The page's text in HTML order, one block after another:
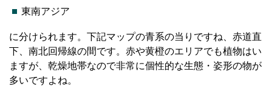
東南アジア
に分けられます。下記マップの青系の当りですね、赤道直
下、南北回帰線の間です。赤や黄橙のエリアでも植物はい
ますが、乾燥地帯なので非常に個性的な生態・姿形の物が
多いですよね。